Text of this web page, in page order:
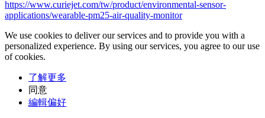
https://www.curiejet.com/tw/product/environmental-sensor-
applications/wearable-pm25-air-quality-monitor
We use cookies to deliver our services and to provide you with a
personalized experience. By using our services, you agree to our use
of cookies.
了解更多
同意
編輯偏好